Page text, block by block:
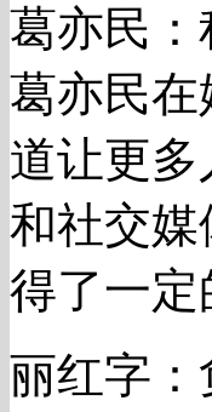
葛亦民：
葛亦民
道让更
和社交
得了一定
丽红字：